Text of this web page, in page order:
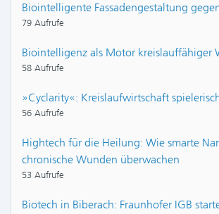
Biointelligente Fassadengestaltung
79 Aufrufe
Biointelligenz als Motor kreislauffähiger
58 Aufrufe
»Cyclarity«: Kreislaufwirtschaft
56 Aufrufe
Hightech für die Heilung: Wie smarte
chronische Wunden überwachen
53 Aufrufe
Biotech in Biberach: Fraunhofer IGB